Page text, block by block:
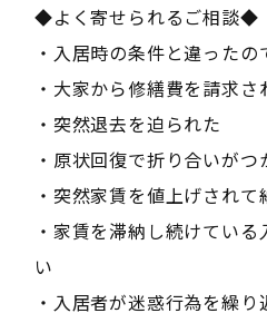
◆よく寄せられるご相談◆
・入居時の条件と違った
・大家から修繕費を請求
・突然退去を迫られた
・原状回復で折り合いがつ
・突然家賃を値上げされて
・家賃を滞納し続けてい
い
・入居者が迷惑行為を繰り